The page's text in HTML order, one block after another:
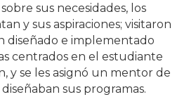
sus necesidades, los
y sus aspiraciones; visitaron
diseñado e implementado
centrados en el estudiante
y se les asignó un mentor de
sus programas.